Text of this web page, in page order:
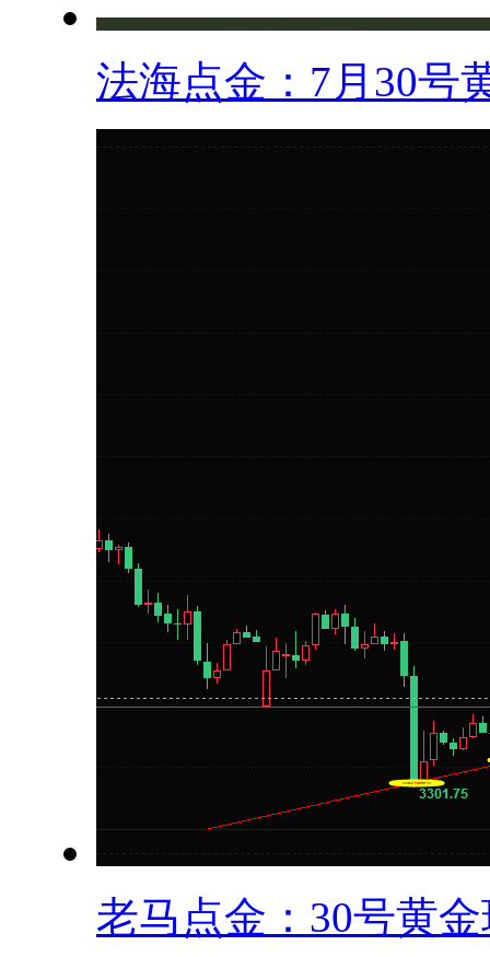
法海点金：7月30号
老马点金：30号黄金